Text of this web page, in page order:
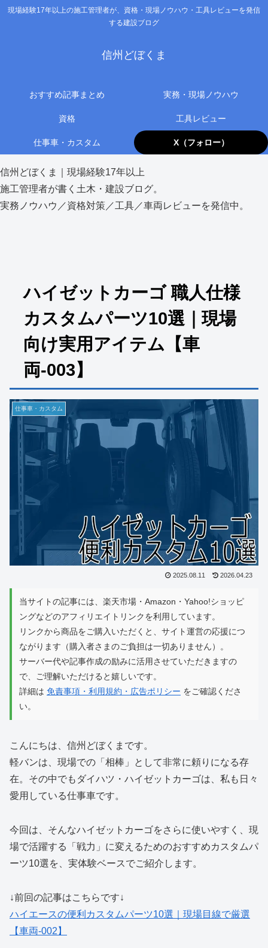
現場経験17年以上の施工管理者が、資格・現場ノウハウ・工具レビューを発信
する建設ブログ
信州どぼくま
おすすめ記事まとめ 実務・現場ノウハウ
資格 工具レビュー
仕事車・カスタム X（フォロー）
信州どぼくま｜現場経験17年以上
施工管理者が書く土木・建設ブログ。
実務ノウハウ／資格対策／工具／車両レビューを発信中。
ハイゼットカーゴ 職人仕様
カスタムパーツ10選｜現場
向け実用アイテム【車
両-003】
仕事車・カスタム
2025.08.11 2026.04.23
当サイトの記事には、楽天市場・Amazon・Yahoo!ショッピ
ングなどのアフィリエイトリンクを利用しています。
リンクから商品をご購入いただくと、サイト運営の応援につ
ながります（購入者さまのご負担は一切ありません）。
サーバー代や記事作成の励みに活用させていただきますの
で、ご理解いただけると嬉しいです。
詳細は 免責事項・利用規約・広告ポリシー をご確認くださ
い。
こんにちは、信州どぼくまです。
軽バンは、現場での「相棒」として非常に頼りになる存
在。その中でもダイハツ・ハイゼットカーゴは、私も日々
愛用している仕事車です。
今回は、そんなハイゼットカーゴをさらに使いやすく、現
場で活躍する「戦力」に変えるためのおすすめカスタムパ
ーツ10選を、実体験ベースでご紹介します。
↓前回の記事はこちらです↓
ハイエースの便利カスタムパーツ10選｜現場目線で厳選
【車両-002】